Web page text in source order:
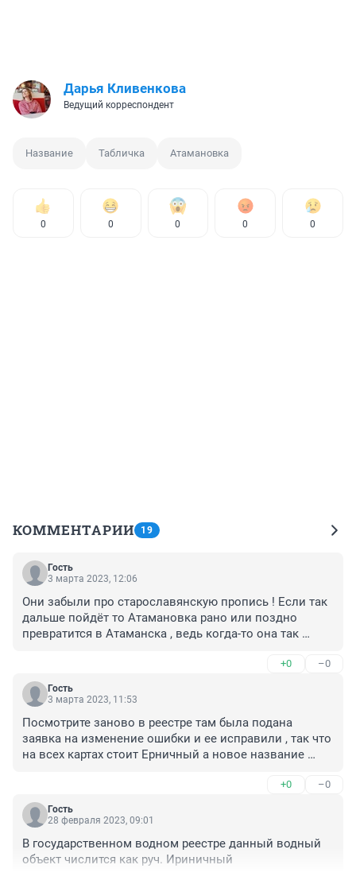
Дарья Кливенкова
Ведущий корреспондент
Название Табличка Атамановка
0 0 0 0 0
КОММЕНТАРИИ 19
Гость
3 марта 2023, 12:06
Они забыли про старославянскую пропись ! Если так
дальше пойдёт то Атамановка рано или поздно
превратится в Атаманска , ведь когда-то она так
+0 –0
Гость
3 марта 2023, 11:53
Посмотрите заново в реестре там была подана
заявка на изменение ошибки и ее исправили , так что
на всех картах стоит Ерничный а новое название
пошла путаница у меня есть письменный ответ на
исправление ошибки в реестре ! Имеется скрин !
+0 –0
Гость
28 февраля 2023, 09:01
В государственном водном реестре данный водный
объект числится как руч. Ириничный